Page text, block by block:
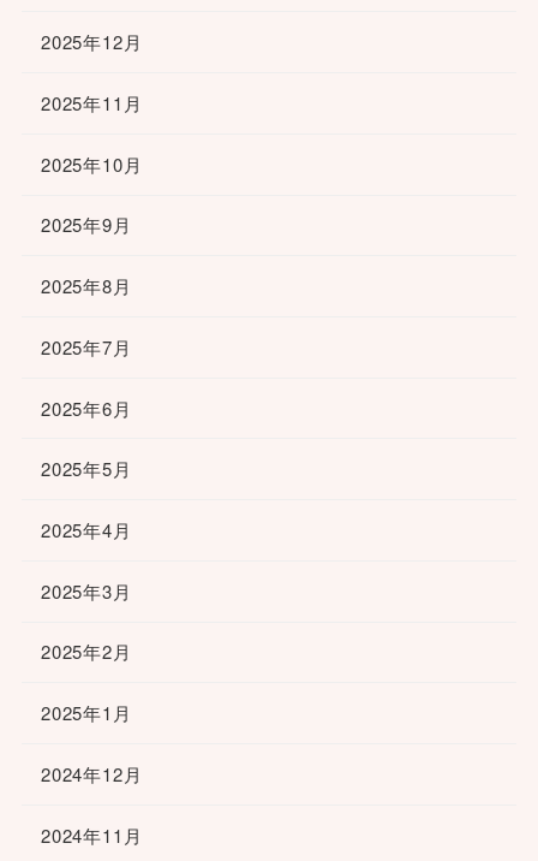
2025年12月
2025年11月
2025年10月
2025年9月
2025年8月
2025年7月
2025年6月
2025年5月
2025年4月
2025年3月
2025年2月
2025年1月
2024年12月
2024年11月